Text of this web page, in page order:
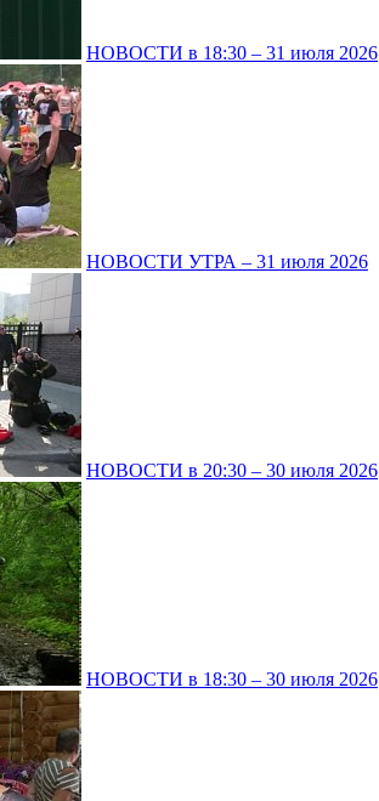
НОВОСТИ в 18:30 – 31 июля 2026
НОВОСТИ УТРА – 31 июля 2026
НОВОСТИ в 20:30 – 30 июля 2026
НОВОСТИ в 18:30 – 30 июля 2026